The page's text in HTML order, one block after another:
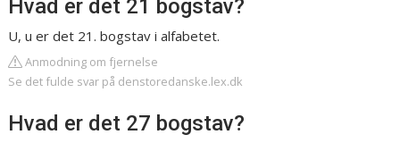
Hvad er det 21 bogstav?
U, u er det 21. bogstav i alfabetet.
Anmodning om fjernelse
Se det fulde svar på denstoredanske.lex.dk
Hvad er det 27 bogstav?